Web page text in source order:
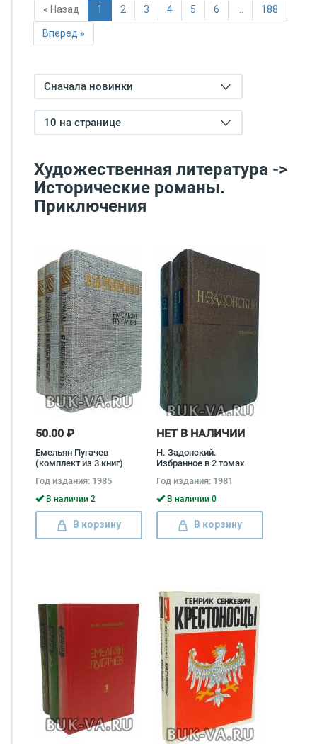
« Назад 1 2 3 4 5 6 … 188
Вперед »
Сначала новинки
10 на странице
Художественная литература ->
Исторические романы.
Приключения
50.00 ₽
Емельян Пугачев
(комплект из 3 книг)
Год издания: 1985
В наличии 2
В корзину
НЕТ В НАЛИЧИИ
Н. Задонский.
Избранное в 2 томах
Задонский
Год издания: 1981
В наличии 0
В корзину